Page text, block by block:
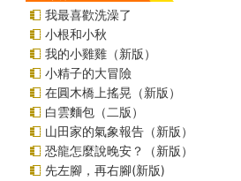
我最喜歡洗澡了
小根和小秋
我的小雞雞（新版）
小精子的大冒險
在圓木橋上搖晃（新版）
白雲麵包（二版）
山田家的氣象報告（新版）
恐龍怎麼說晚安？（新版）
先左腳，再右腳(新版)